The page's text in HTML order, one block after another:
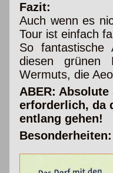
Fazit:
Auch wenn es
Tour ist einfach
So
diesen grünen
Wermuts, die
ABER:
erforderlich, da
entlang gehen!
Besonderheiten: